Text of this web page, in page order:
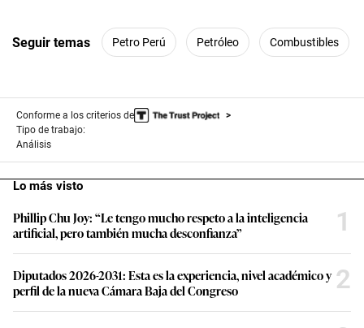
Seguir temas Petro Perú Petróleo Combustibles
Conforme a los criterios de
Tipo de trabajo:
Análisis
Lo más visto
Phillip Chu Joy: “Le tengo mucho respeto a la inteligencia
artificial, pero también mucha desconfianza”
1
Diputados 2026-2031: Esta es la experiencia, nivel académico y
perfil de la nueva Cámara Baja del Congreso
2